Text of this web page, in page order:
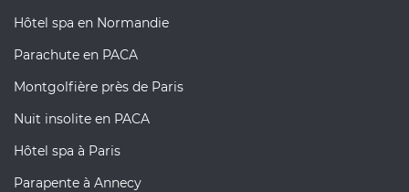
Hôtel spa en Normandie
Parachute en PACA
Montgolfière près de Paris
Nuit insolite en PACA
Hôtel spa à Paris
Parapente à Annecy